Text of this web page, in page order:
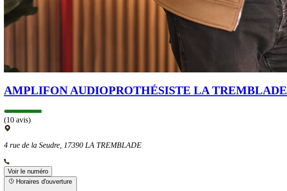
AMPLIFON AUDIOPROTHÉSISTE LA TREMBLADE
(10 avis)
4 rue de la Seudre, 17390 LA TREMBLADE
Voir le numéro
Horaires d'ouverture